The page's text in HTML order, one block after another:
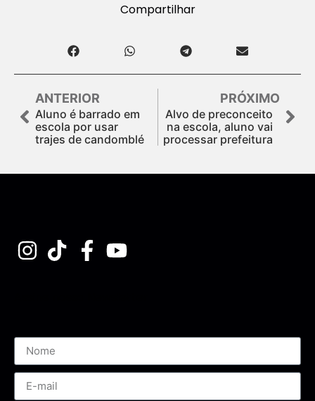
Compartilhar
ANTERIOR
Aluno é barrado em
escola por usar
trajes de candomblé
PRÓXIMO
Alvo de preconceito
na escola, aluno vai
processar prefeitura